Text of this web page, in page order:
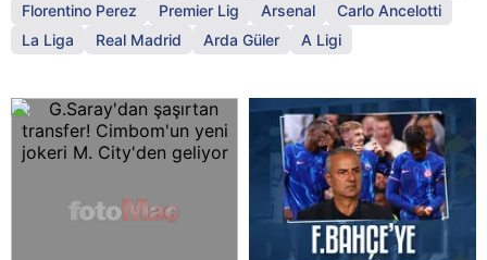
Florentino Perez
Premier Lig Arsenal
Carlo Ancelotti
La Liga
Real Madrid Arda Güler A Ligi